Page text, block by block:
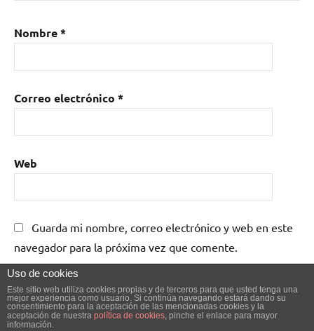
Nombre*
Correo electrónico *
Web
Guarda mi nombre, correo electrónico y web en este
navegador para la próxima vez que comente.
Uso de cookies
Este sitio web utiliza cookies propias y de terceros para que usted tenga una
mejor experiencia como usuario. Si continúa navegando estará dando su
consentimiento para la aceptación de las mencionadas cookies y la
aceptación de nuestra política de cookies, pinche el enlace para mayor
información.